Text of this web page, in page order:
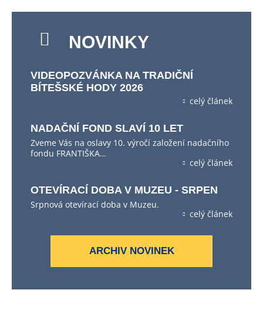
NOVINKY
VIDEOPOZVÁNKA NA TRADIČNÍ
BÍTEŠSKÉ HODY 2026
celý článek
NADAČNÍ FOND SLAVÍ 10 LET
Zveme Vás na oslavy 10. výročí založení nadačního
fondu FRANTIŠKA…
celý článek
OTEVÍRACÍ DOBA V MUZEU - SRPEN
Srpnová otevírací doba v Muzeu.
celý článek
ARCHIV NOVINEK